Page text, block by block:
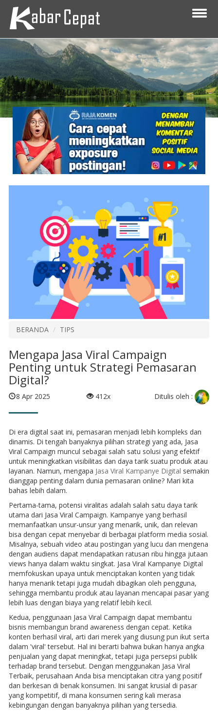
BERANDA TIPS
Mengapa Jasa Viral Campaign
Penting untuk Strategi Pemasaran
Digital?
8 Apr 2025 412x Ditulis oleh :
Di era digital saat ini, pemasaran menjadi lebih kompleks dan
dinamis. Di tengah banyaknya pilihan strategi yang ada, Jasa
Viral Campaign muncul sebagai salah satu solusi yang efektif
untuk meningkatkan visibilitas dan daya tarik suatu produk atau
layanan. Namun, mengapa Jasa Viral Kampanye Digital semakin
dianggap penting dalam dunia pemasaran online? Mari kita
bahas lebih dalam.
Pertama-tama, potensi viralitas adalah salah satu daya tarik
utama dari Jasa Viral Campaign. Kampanye yang berhasil
memanfaatkan unsur-unsur yang menarik, unik, dan relevan
bisa dengan cepat menyebar di berbagai platform media sosial.
Misalnya, sebuah video atau postingan yang lucu dan mengena
dengan audiens dapat mendapatkan ratusan ribu hingga jutaan
views hanya dalam waktu singkat. Jasa Viral Kampanye Digital
memfokuskan upaya untuk menciptakan konten yang tidak
hanya menarik tetapi juga mudah dibagikan oleh pengguna,
sehingga membantu produk atau layanan mencapai pasar yang
lebih luas dengan biaya yang relatif lebih kecil.
Kedua, penggunaan Jasa Viral Campaign dapat membantu
bisnis membangun brand awareness dengan cepat. Ketika
konten berhasil viral, arti dari merek yang diusung pun ikut serta
dalam 'viral' tersebut. Hal ini berarti bahwa bukan hanya angka
penjualan yang dapat meningkat, tetapi juga persepsi publik
terhadap brand tersebut. Dengan menggunakan Jasa Viral
Terbaik, perusahaan Anda bisa menciptakan citra yang positif
dan berkesan di benak konsumen. Ini sangat krusial di pasar
yang kompetitif, di mana konsumen sering kali merasa
kebingungan dengan banyaknya pilihan yang tersedia.